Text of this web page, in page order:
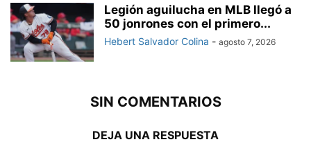
Legión aguilucha en MLB llegó a
50 jonrones con el primero...
Hebert Salvador Colina - agosto 7, 2026
SIN COMENTARIOS
DEJA UNA RESPUESTA